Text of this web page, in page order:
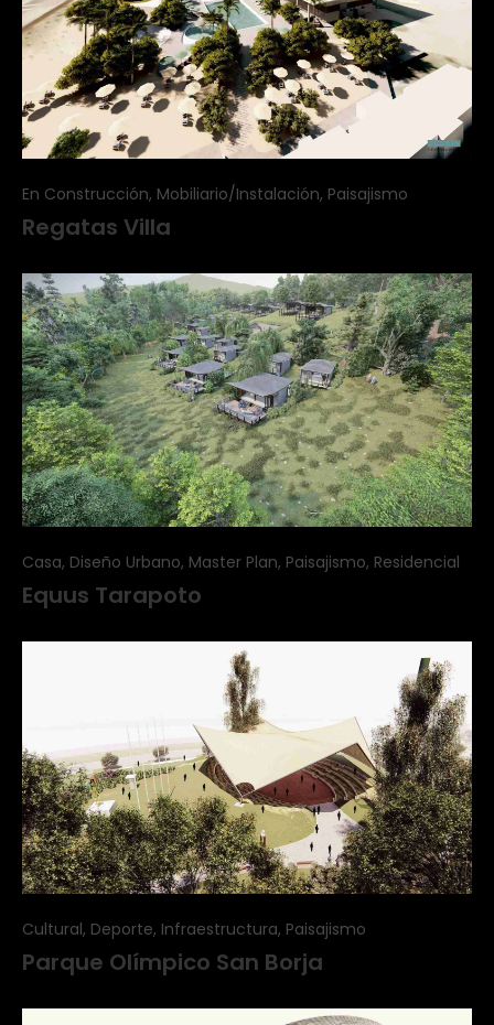
En Construcción, Mobiliario/Instalación, Paisajismo
Regatas Villa
Casa, Diseño Urbano, Master Plan, Paisajismo, Residencial
Equus Tarapoto
Cultural, Deporte, Infraestructura, Paisajismo
Parque Olímpico San Borja